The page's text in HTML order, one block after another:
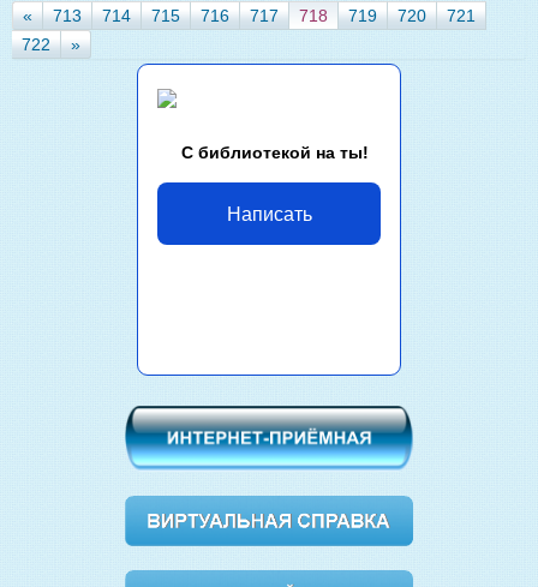
« 713 714 715 716 717 718 719 720
721
722
»
С библиотекой на ты!
Написать